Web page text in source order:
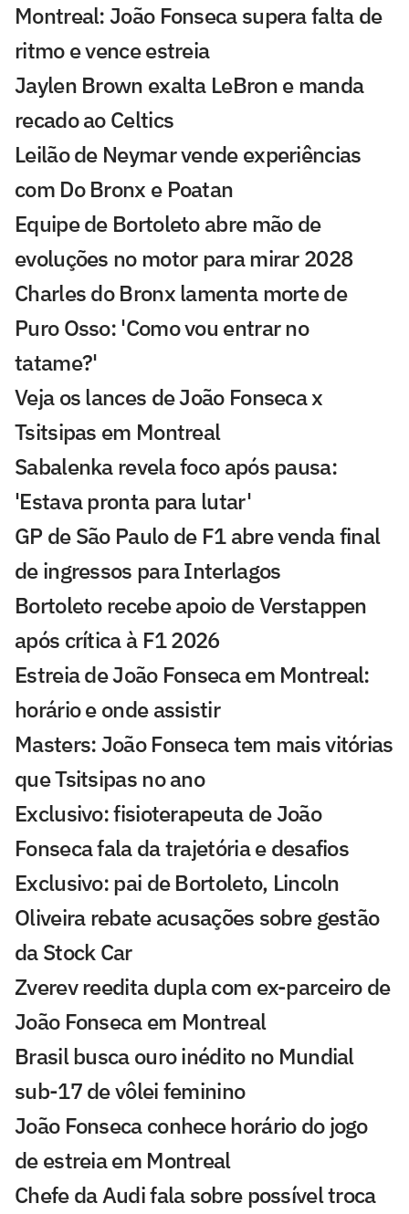
Montreal: João Fonseca supera falta de
ritmo e vence estreia
Jaylen Brown exalta LeBron e manda
recado ao Celtics
Leilão de Neymar vende experiências
com Do Bronx e Poatan
Equipe de Bortoleto abre mão de
evoluções no motor para mirar 2028
Charles do Bronx lamenta morte de
Puro Osso: 'Como vou entrar no
tatame?'
Veja os lances de João Fonseca x
Tsitsipas em Montreal
Sabalenka revela foco após pausa:
'Estava pronta para lutar'
GP de São Paulo de F1 abre venda final
de ingressos para Interlagos
Bortoleto recebe apoio de Verstappen
após crítica à F1 2026
Estreia de João Fonseca em Montreal:
horário e onde assistir
Masters: João Fonseca tem mais vitórias
que Tsitsipas no ano
Exclusivo: fisioterapeuta de João
Fonseca fala da trajetória e desafios
Exclusivo: pai de Bortoleto, Lincoln
Oliveira rebate acusações sobre gestão
da Stock Car
Zverev reedita dupla com ex-parceiro de
João Fonseca em Montreal
Brasil busca ouro inédito no Mundial
sub-17 de vôlei feminino
João Fonseca conhece horário do jogo
de estreia em Montreal
Chefe da Audi fala sobre possível troca